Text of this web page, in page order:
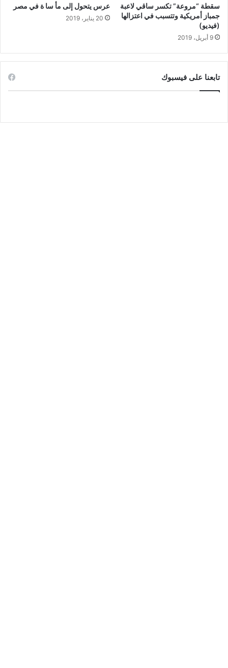
سقطة “مروعة” تكسر ساقي لاعبة
جمباز أمريكية وتتسبب في اعتزالها
(فيديو)
9 أبريل، 2019
عرس يتحول إلى مأ سا ة في مصر
20 يناير، 2019
تابعنا على فيسبوك